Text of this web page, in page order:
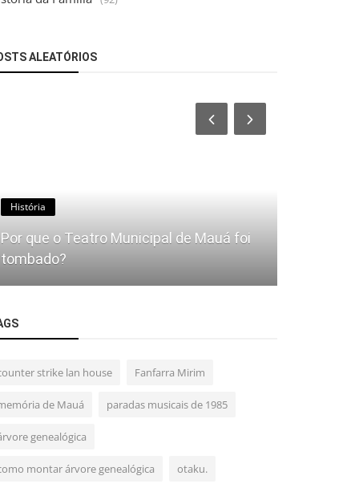
ALEATÓRIOS
História
Por que o Teatro Municipal de Mauá foi
tombado?
strike lan house Fanfarra Mirim
de Mauá paradas musicais de 1985
genealógica
montar árvore genealógica otaku.